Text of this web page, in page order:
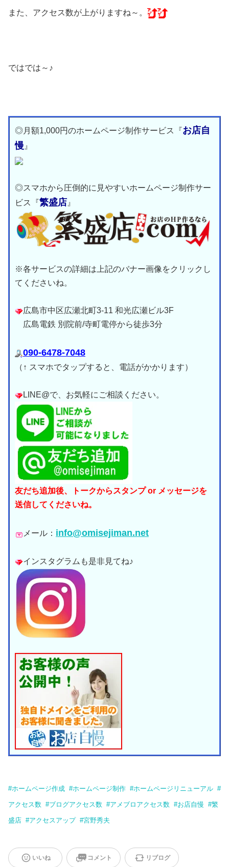
また、アクセス数が上がりますね～。
ではでは～♪
◎月額1,000円のホームページ制作サービス『お店自
慢 』
◎スマホから圧倒的に見やすいホームページ制作サー
ビス『繁盛店 』
※各サービスの詳細は上記のバナー画像をクリックし
てくださいね。
広島市中区広瀬北町3-11 和光広瀬ビル3F
広島電鉄 別院前/寺町電停から徒歩3分
090-6478-7048
（↑ スマホでタップすると、電話がかかります）
LINE@で、お気軽にご相談ください。
友だち追加後、トークからスタンプ or メッセージを
送信してくださいね。
メール： info@omisejiman.net
インスタグラムも是非見てね♪
#ホームページ作成 #ホームページ制作 #ホームページリニューアル #
アクセス数 #ブログアクセス数 #アメブロアクセス数 #お店自慢 #繁
盛店 #アクセスアップ #宮野秀夫
いいね コメント リブログ